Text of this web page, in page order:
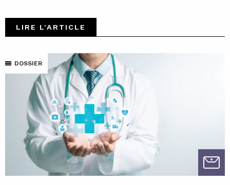
LIRE L'ARTICLE
DOSSIER